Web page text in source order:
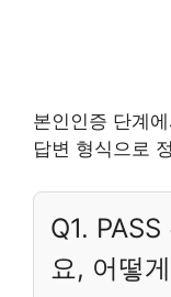
본인인증 단계
답변 형식으로
Q1.
요, 어떻